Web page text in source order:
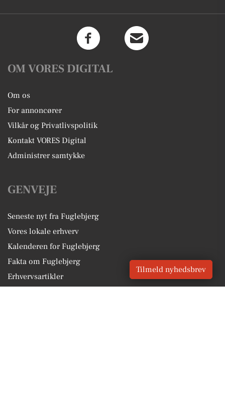
OM VORES DIGITAL
Om os
For annoncører
Vilkår og Privatlivspolitik
Kontakt VORES Digital
Administrer samtykke
GENVEJE
Seneste nyt fra Fuglebjerg
Vores lokale erhverv
Kalenderen for Fuglebjerg
Fakta om Fuglebjerg
Erhvervsartikler
Tilmeld nyhedsbrev